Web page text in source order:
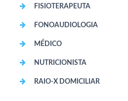
FISIOTERAPEUTA
FONOAUDIOLOGIA
MÉDICO
NUTRICIONISTA
RAIO-X DOMICILIAR